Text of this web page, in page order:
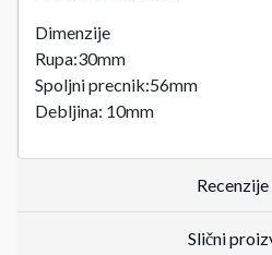
Dimenzije
Rupa:30mm
Spoljni precnik:56mm
Debljina: 10mm
Slični